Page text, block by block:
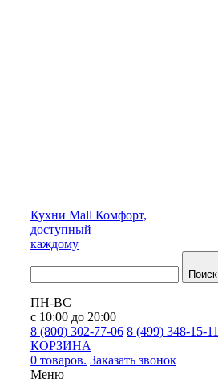
Кухни Mall Комфорт,
доступный
каждому
Поиск
ПН-ВС
с 10:00 до 20:00
8 (800) 302-77-06 8 (499) 348-15-11
КОРЗИНА
0 товаров. Заказать звонок
Меню